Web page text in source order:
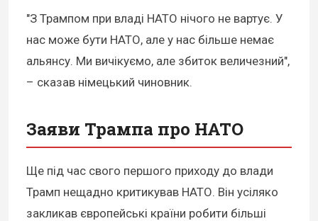
"З Трампом при владі НАТО нічого не вартує. У
нас може бути НАТО, але у нас більше немає
альянсу. Ми вичікуємо, але збиток величезний",
– сказав німецький чиновник.
Заяви Трампа про НАТО
Ще під час свого першого приходу до влади
Трамп нещадно критикував НАТО. Він усіляко
закликав європейські країни робити більші